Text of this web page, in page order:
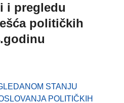
i pregledu
političkih
STANJU
POLITIČKIH